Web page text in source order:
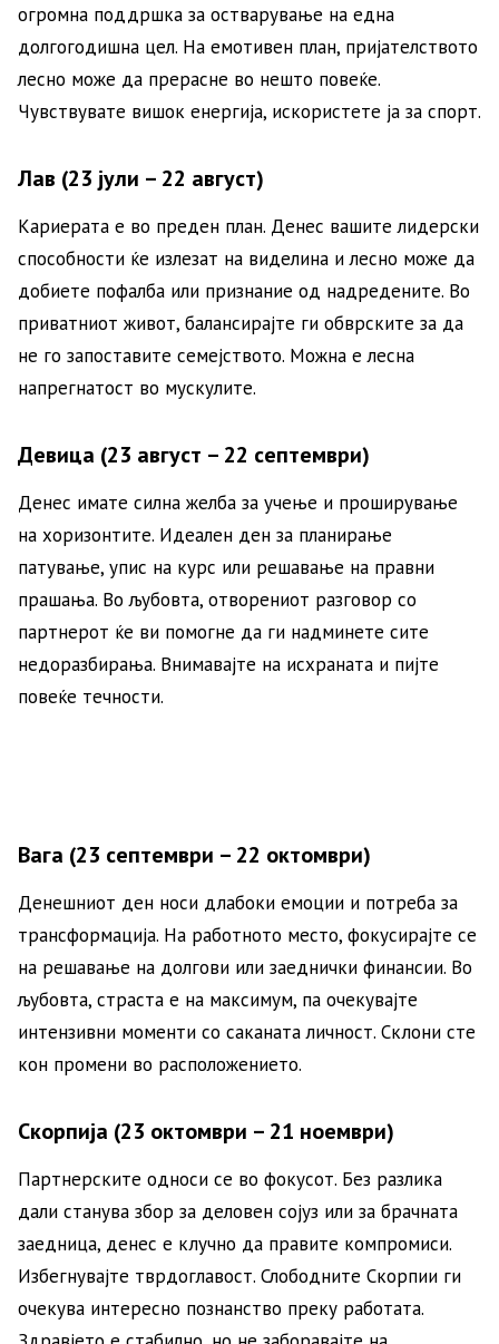
огромна поддршка за остварување на една
долгогодишна цел. На емотивен план, пријателството
лесно може да прерасне во нешто повеќе.
Чувствувате вишок енергија, искористете ја за спорт.
Лав (23 јули – 22 август)
Кариерата е во преден план. Денес вашите лидерски
способности ќе излезат на виделина и лесно може да
добиете пофалба или признание од надредените. Во
приватниот живот, балансирајте ги обврските за да
не го запоставите семејството. Можна е лесна
напрегнатост во мускулите.
Девица (23 август – 22 септември)
Денес имате силна желба за учење и проширување
на хоризонтите. Идеален ден за планирање
патување, упис на курс или решавање на правни
прашања. Во љубовта, отворениот разговор со
партнерот ќе ви помогне да ги надминете сите
недоразбирања. Внимавајте на исхраната и пијте
повеќе течности.
Вага (23 септември – 22 октомври)
Денешниот ден носи длабоки емоции и потреба за
трансформација. На работното место, фокусирајте се
на решавање на долгови или заеднички финансии. Во
љубовта, страста е на максимум, па очекувајте
интензивни моменти со саканата личност. Склони сте
кон промени во расположението.
Скорпија (23 октомври – 21 ноември)
Партнерските односи се во фокусот. Без разлика
дали станува збор за деловен сојуз или за брачната
заедница, денес е клучно да правите компромиси.
Избегнувајте тврдоглавост. Слободните Скорпии ги
очекува интересно познанство преку работата.